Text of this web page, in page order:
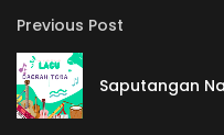
Previous Post
Saputangan